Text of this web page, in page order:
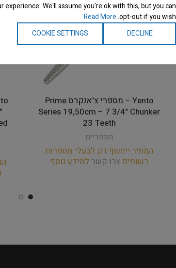
Yento – מספרי צ'אנקרס Prime
Series 19,50cm – 7 3/4" Chunker
23 Teeth
מספריים
המחיר ייחשף רק לבעלי מספרות
רשומים צרו קשר למידע נוסף
We'll assume you're ok with this, but you can
opt-out if you wish.
Read More
DECLINE
COOKIE SETTINGS